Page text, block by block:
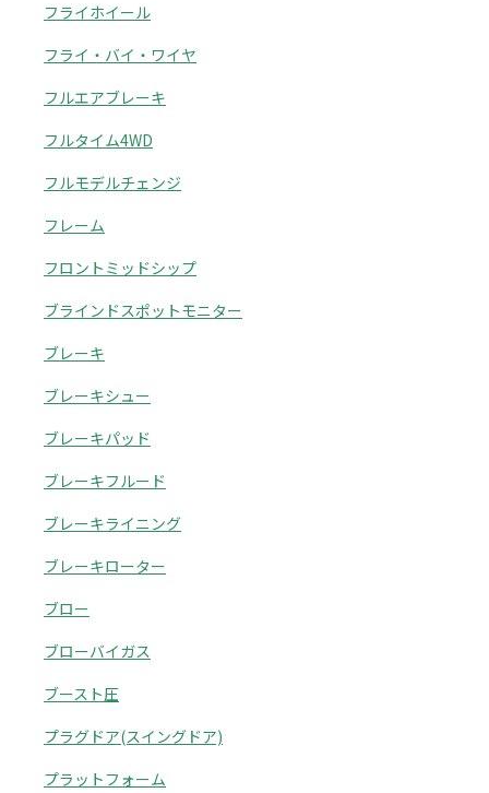
フライホイール
フライ・バイ・ワイヤ
フルエアブレーキ
フルタイム4WD
フルモデルチェンジ
フレーム
フロントミッドシップ
ブラインドスポットモニター
ブレーキ
ブレーキシュー
ブレーキパッド
ブレーキフルード
ブレーキライニング
ブレーキローター
ブロー
ブローバイガス
ブースト圧
プラグドア(スイングドア)
プラットフォーム